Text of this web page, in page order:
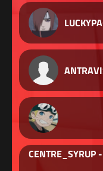
CENTRE_SYRUP